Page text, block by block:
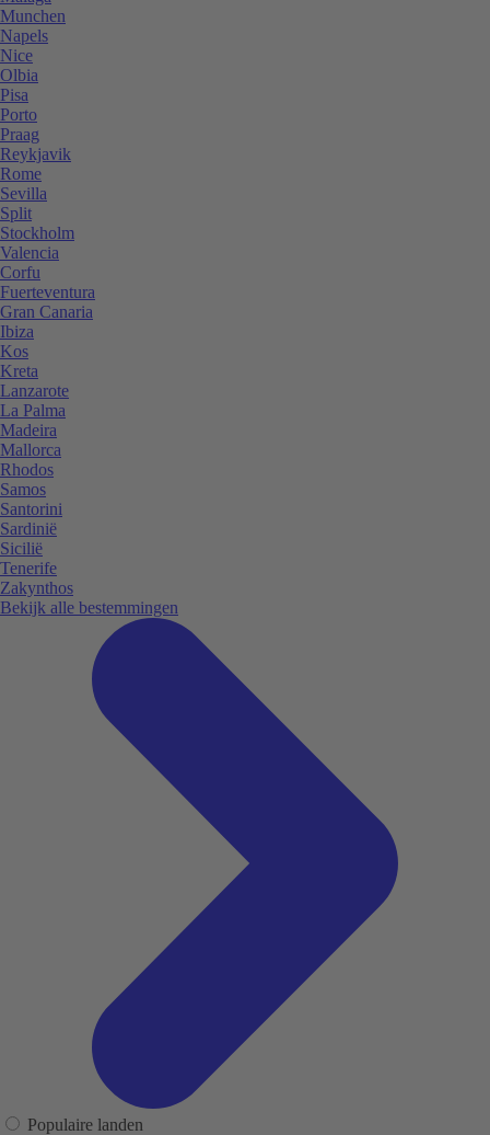
Munchen
Napels
Nice
Olbia
Pisa
Porto
Praag
Reykjavik
Rome
Sevilla
Split
Stockholm
Valencia
Corfu
Fuerteventura
Gran Canaria
Ibiza
Kos
Kreta
Lanzarote
La Palma
Madeira
Mallorca
Rhodos
Samos
Santorini
Sardinië
Sicilië
Tenerife
Zakynthos
Bekijk alle bestemmingen
Populaire landen